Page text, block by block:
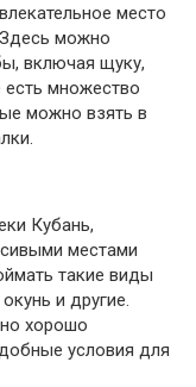
место
можно
включая щуку,
есть множество
можно взять в
Кубань,
местами
такие виды
и другие.
хорошо
условия для